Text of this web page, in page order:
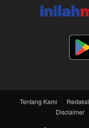
Tentang Kami Redaksi
Disclaimer